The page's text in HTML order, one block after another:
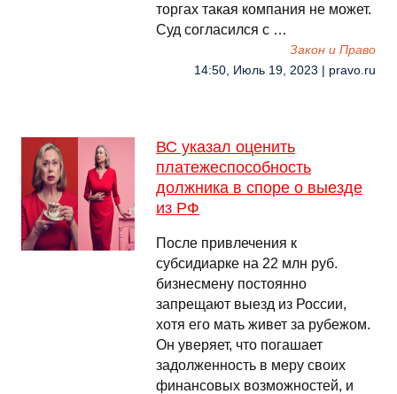
торгах такая компания не может.
Суд согласился с …
Закон и Право
14:50, Июль 19, 2023 | pravo.ru
ВС указал оценить
платежеспособность
должника в споре о выезде
из РФ
После привлечения к
субсидиарке на 22 млн руб.
бизнесмену постоянно
запрещают выезд из России,
хотя его мать живет за рубежом.
Он уверяет, что погашает
задолженность в меру своих
финансовых возможностей, и